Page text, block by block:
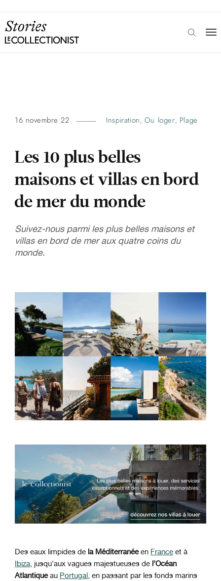
16 novembre 22 Inspiration, Ou loger, Plage
Les 10 plus belles
maisons et villas en bord
de mer du monde
Suivez-nous parmi les plus belles maisons et
villas en bord de mer aux quatre coins du
monde.
Des eaux limpides de la Méditerranéeen France et à
Ibiza, jusqu'aux vagues majestueuses de l’Océan
Atlantiqueau Portugal , en passant par les fonds marins